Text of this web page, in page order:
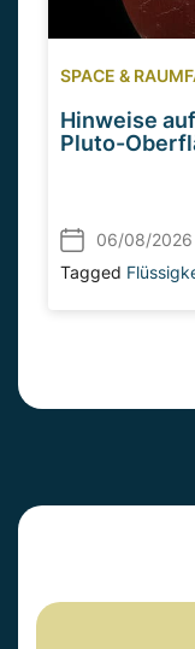
SPACE &
Hinweise
Pluto-
06/08/2026
Tagged